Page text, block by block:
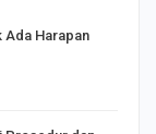
Ada Harapan